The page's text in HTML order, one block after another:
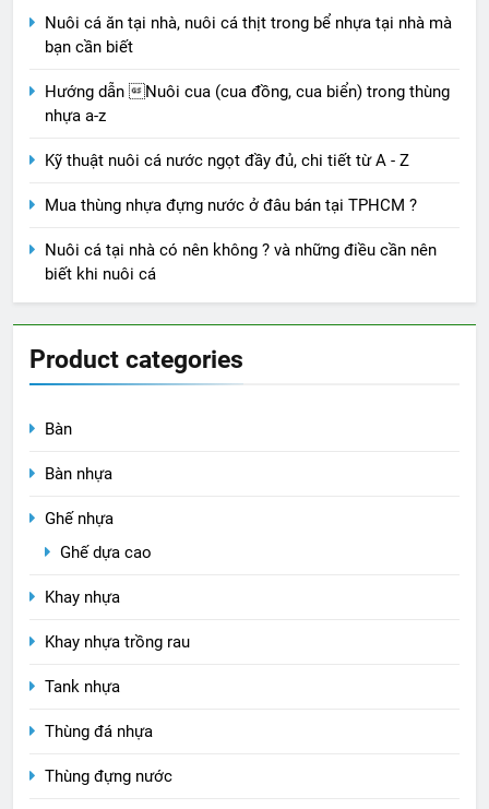
Nuôi cá ăn tại nhà, nuôi cá thịt trong bể nhựa tại nhà mà
bạn cần biết
Hướng dẫn Nuôi cua (cua đồng, cua biển) trong thùng
nhựa a-z
Kỹ thuật nuôi cá nước ngọt đầy đủ, chi tiết từ A - Z
Mua thùng nhựa đựng nước ở đâu bán tại TPHCM ?
Nuôi cá tại nhà có nên không ? và những điều cần nên
biết khi nuôi cá
Product categories
Bàn
Bàn nhựa
Ghế nhựa
Ghế dựa cao
Khay nhựa
Khay nhựa trồng rau
Tank nhựa
Thùng đá nhựa
Thùng đựng nước